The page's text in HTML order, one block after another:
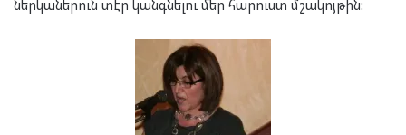
ներ­կա­նե­րուն տէր կանգ­նե­լու մեր հա­րուստ մշա­կոյ­թին: